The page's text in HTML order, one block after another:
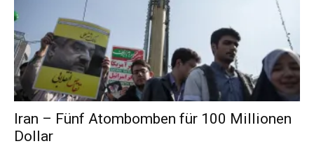
Iran – Fünf Atombomben für 100 Millionen
Dollar